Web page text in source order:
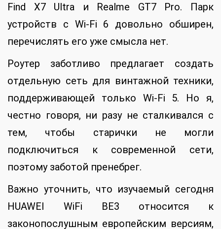
Find X7 Ultra и Realme GT7 Pro. Парк
устройств с Wi-Fi 6 довольно обширен,
перечислять его уже смысла нет.
Роутер заботливо предлагает создать
отдельную сеть для винтажной техники,
поддерживающей только Wi-Fi 5. Но я,
честно говоря, ни разу не сталкивался с
тем, чтобы старички не могли
подключиться к современной сети,
поэтому заботой пренебрег.
Важно уточнить, что изучаемый сегодня
HUAWEI WiFi BE3 относится к
законопослушным европейским версиям,